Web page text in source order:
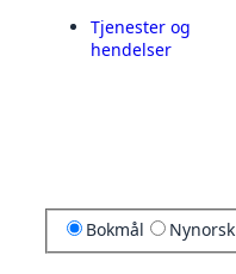
Tjenester og
hendelser
Bokmål Nynorsk